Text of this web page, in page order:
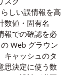
しい誤情報を高
数値・固有名
報での確認を必
Web グラウン
キャッシュのタ
思決定に使う数